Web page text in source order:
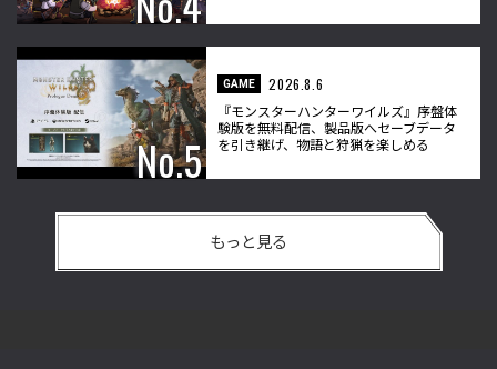
GAME
2026.8.6
『モンスターハンターワイルズ』序盤体
験版を無料配信、製品版へセーブデータ
を引き継げ、物語と狩猟を楽しめる
もっと見る